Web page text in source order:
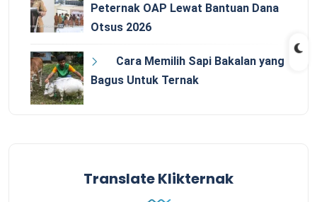
Peternak OAP Lewat Bantuan Dana
Otsus 2026
Cara Memilih Sapi Bakalan yang
Bagus Untuk Ternak
Translate Klikternak